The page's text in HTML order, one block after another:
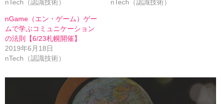
し
ウ
ィ
ン
ド
ウ
で
開
す
ク
て
く
だ
さ
い
(
新
し
ウ
nTech（認識技術）
nTech（認識技術）
nGame（エン・ゲーム）ゲー
ムで学ぶコミュニケーション
の法則【6/23札幌開催】
2019年6月18日
nTech（認識技術）